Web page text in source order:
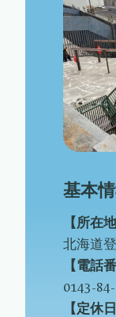
基本
【所在地
北海道
【電話
0143-
【定休日